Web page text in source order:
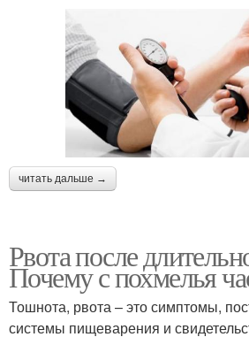
читать дальше →
Рвота после
Почему с похмелья
Тошнота, рвота – это симптомы,
системы пищеварения и